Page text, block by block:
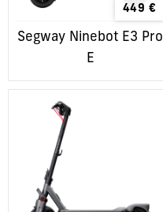
449 €
Segway Ninebot E3 Pro
E